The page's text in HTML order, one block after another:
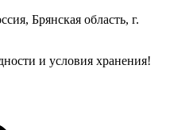
Брянская область, г.
и условия хранения!